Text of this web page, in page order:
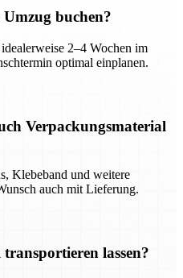
buchen?
2–4 Wochen im
optimal einplanen.
Verpackungsmaterial
Klebeband und weitere
auch mit Lieferung.
lassen?